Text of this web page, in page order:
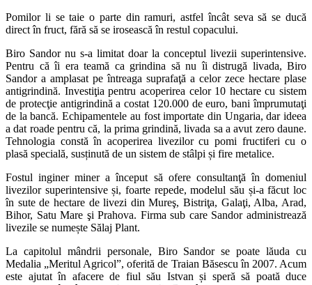
Pomilor li se taie o parte din ramuri, astfel încât seva să se ducă
direct în fruct, fără să se irosească în restul copacului.
Biro Sandor nu s-a limitat doar la conceptul livezii superintensive.
Pentru că îi era teamă ca grindina să nu îi distrugă livada, Biro
Sandor a amplasat pe întreaga suprafaţă a celor zece hectare plase
antigrindină. Investiţia pentru acoperirea celor 10 hectare cu sistem
de protecţie antigrindină a costat 120.000 de euro, bani împrumutaţi
de la bancă. Echipamentele au fost importate din Ungaria, dar ideea
a dat roade pentru că, la prima grindină, livada sa a avut zero daune.
Tehnologia constă în acoperirea livezilor cu pomi fructiferi cu o
plasă specială, susținută de un sistem de stâlpi și fire metalice.
Fostul inginer miner a început să ofere consultanţă în domeniul
livezilor superintensive și, foarte repede, modelul său și-a făcut loc
în sute de hectare de livezi din Mureş, Bistriţa, Galaţi, Alba, Arad,
Bihor, Satu Mare şi Prahova. Firma sub care Sandor administrează
livezile se numește Sălaj Plant.
La capitolul mândrii personale, Biro Sandor se poate lăuda cu
Medalia „Meritul Agricol”, oferită de Traian Băsescu în 2007. Acum
este ajutat în afacere de fiul său Istvan și speră să poată duce